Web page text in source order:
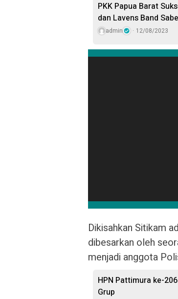
PKK Papua Barat
dan Lavens Band
admin 12/08/2023
Dikisahkan Sitikam
dibesarkan oleh
menjadi anggota
HPN Pattimura ke-
Grup